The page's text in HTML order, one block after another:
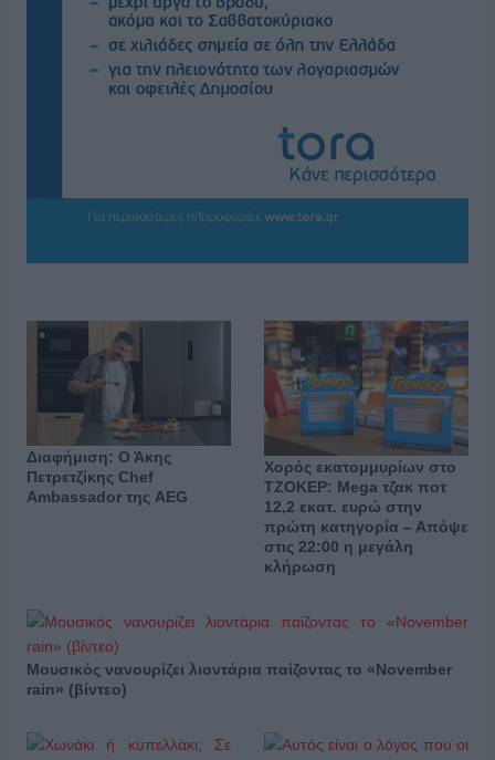
Διαφήμιση: Ο Άκης
Πετρετζίκης Chef
Ambassador της AEG
Χορός εκατομμυρίων στο
ΤΖΟΚΕΡ: Mega τζακ ποτ
12,2 εκατ. ευρώ στην
πρώτη κατηγορία – Απόψε
στις 22:00 η μεγάλη
κλήρωση
Μουσικός νανουρίζει λιοντάρια παίζοντας το «November
rain» (βίντεο)